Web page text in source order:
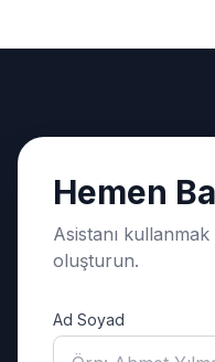
Hemen
Asistanı
oluşturun.
Ad Soyad